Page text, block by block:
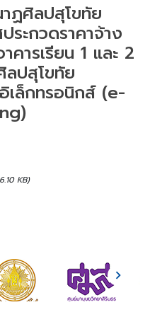
ฏศิลปสุโขทัย
ระกวดราคาจ้าง
คารเรียน 1 และ 2
ลปสุโขทัย
เล็กทรอนิกส์ (e-
KB)